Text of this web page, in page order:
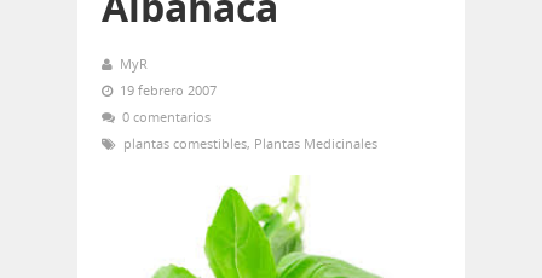
MyR
19 febrero 2007
0 comentarios
plantas comestibles, Plantas Medicinales